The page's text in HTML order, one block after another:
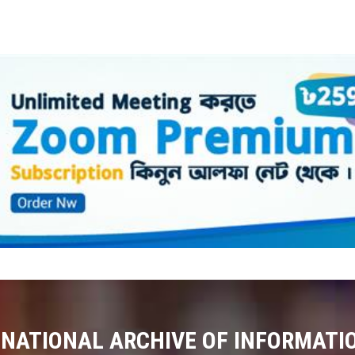
ARCHIVE OF